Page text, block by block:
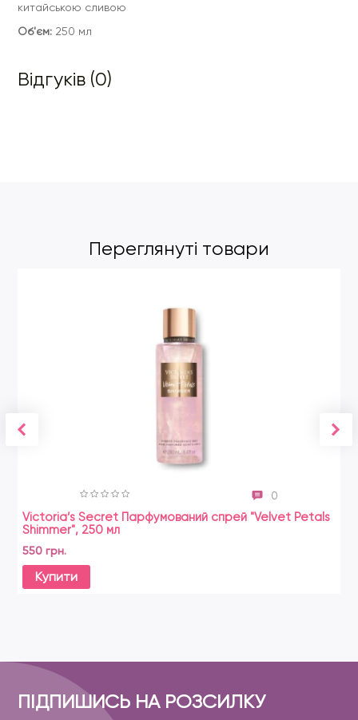
китайською сливою
Об'єм: 250 мл
Відгуків (0)
Переглянуті товари
0
Victoria’s Secret Парфумований спрей "Velvet Petals
Shimmer", 250 мл
550 грн.
Купити
ПІДПИШИСЬ НА РОЗСИЛКУ